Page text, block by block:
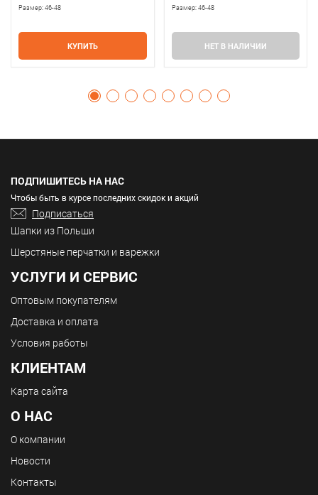
Размер:46-48
КУПИТЬ
Размер: 46-48
НЕТ В НАЛИЧИИ
ПОДПИШИТЕСЬ НА НАС
Чтобы быть в курсе последних скидок и акций
Подписаться
Шапки из Польши
Шерстяные перчатки и варежки
УСЛУГИ И СЕРВИС
Оптовым покупателям
Доставка и оплата
Условия работы
КЛИЕНТАМ
Карта сайта
О НАС
О компании
Новости
Контакты